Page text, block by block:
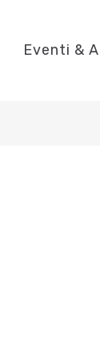
Eventi &